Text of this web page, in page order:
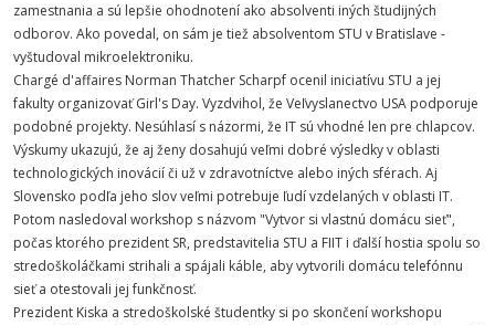
zamestnania a sú lepšie ohodnotení ako absolventi iných študijných
odborov. Ako povedal, on sám je tiež absolventom STU v Bratislave -
vyštudoval mikroelektroniku.
Chargé d'affaires Norman Thatcher Scharpf ocenil iniciatívu STU a jej
fakulty organizovať Girl's Day. Vyzdvihol, že Veľvyslanectvo USA podporuje
podobné projekty. Nesúhlasí s názormi, že IT sú vhodné len pre chlapcov.
Výskumy ukazujú, že aj ženy dosahujú veľmi dobré výsledky v oblasti
technologických inovácií či už v zdravotníctve alebo iných sférach. Aj
Slovensko podľa jeho slov veľmi potrebuje ľudí vzdelaných v oblasti IT.
Potom nasledoval workshop s názvom "Vytvor si vlastnú domácu sieť",
počas ktorého prezident SR, predstavitelia STU a FIIT i ďalší hostia spolu so
stredoškoláčkami strihali a spájali káble, aby vytvorili domácu telefónnu
sieť a otestovali jej funkčnosť.
Prezident Kiska a stredoškolské študentky si po skončení workshopu